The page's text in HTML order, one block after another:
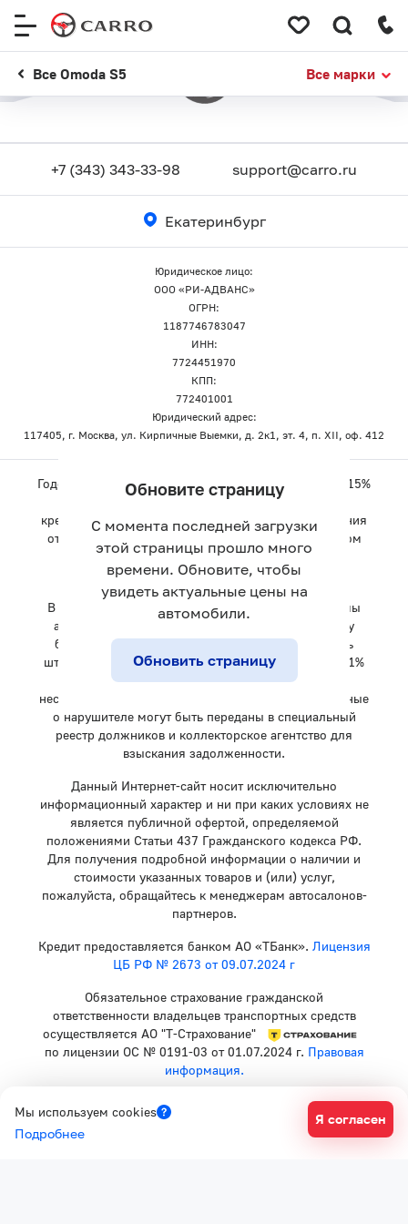
Все Omoda S5 Все марки
+7 (343) 343-33-98 support@carro.ru
Екатеринбург
Юридическое лицо:
ООО «РИ-АДВАНС»
ОГРН:
1187746783047
ИНН:
7724451970
КПП:
772401001
Юридический адрес:
117405, г. Москва, ул. Кирпичные Выемки, д. 2к1, эт. 4, п. XII, оф. 412
Годовая ставка автокредита варьируется от 4.9% до 15%
и зависит от конкретного банка, суммы займа и
кредитной программы. Минимальный срок погашения
от 2 месяцев, максимальный - 96 месяцев. При этом
любые дополнительные комиссии автопорталом
carro.ru не взимаются.
В случае невозвращения в условленный срок суммы
автокредита или суммы процентов по автокредиту
банк-партнер оставляет за собой право начислить
штраф за просрочку платежа в среднем размере 0,1%
от первоначальной суммы автокредита. При
несоблюдении условий погашения автокредита данные
о нарушителе могут быть переданы в специальный
реестр должников и коллекторское агентство для
взыскания задолженности.
Данный Интернет-сайт носит исключительно
информационный характер и ни при каких условиях не
является публичной офертой, определяемой
положениями Статьи 437 Гражданского кодекса РФ.
Для получения подробной информации о наличии и
стоимости указанных товаров и (или) услуг,
пожалуйста, обращайтесь к менеджерам автосалонов-
партнеров.
Кредит предоставляется банком АО «ТБанк». Лицензия
ЦБ РФ № 2673 от 09.07.2024 г
Обязательное страхование гражданской
ответственности владельцев транспортных средств
осуществляется АО "Т-Страхование"
по лицензии ОС № 0191-03 от 01.07.2024 г. Правовая
информация.
Политика конфиденциальности
Согласие на рекламную рассылку
Мы используем cookies
Подробнее
Я согласен
Обновите страницу
С момента последней загрузки
этой страницы прошло много
времени. Обновите, чтобы
увидеть актуальные цены на
автомобили.
Обновить страницу